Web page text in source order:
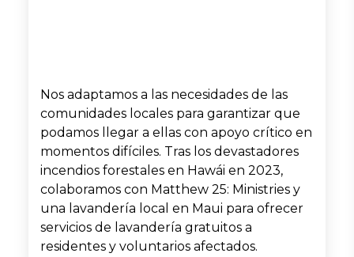
Nos adaptamos a las necesidades de las
comunidades locales para garantizar que
podamos llegar a ellas con apoyo crítico en
momentos difíciles. Tras los devastadores
incendios forestales en Hawái en 2023,
colaboramos con Matthew 25: Ministries y
una lavandería local en Maui para ofrecer
servicios de lavandería gratuitos a
residentes y voluntarios afectados.